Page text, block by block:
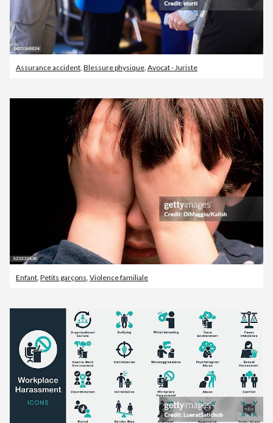
Assurance accident Blessure physique Avocat - Juriste
Enfant, Petits garçons, Violence familiale